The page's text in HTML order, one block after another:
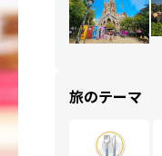
旅のテーマ